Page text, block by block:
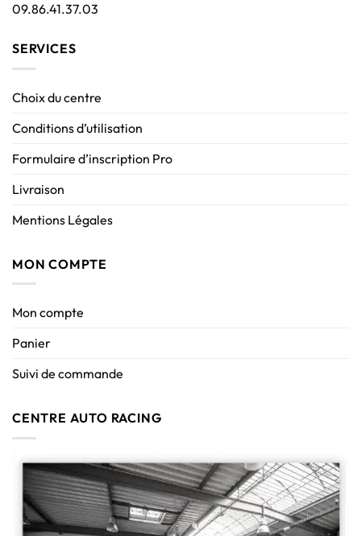
09.86.41.37.03
SERVICES
Choix du centre
Conditions d’utilisation
Formulaire d’inscription Pro
Livraison
Mentions Légales
MON COMPTE
Mon compte
Panier
Suivi de commande
CENTRE AUTO RACING